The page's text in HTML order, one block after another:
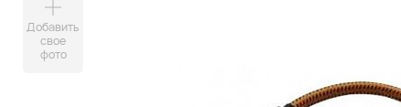
Добавить
свое
фото